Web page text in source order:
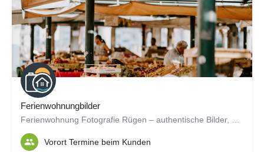
Ferienwohnungbilder
Vorort Termine beim Kunden